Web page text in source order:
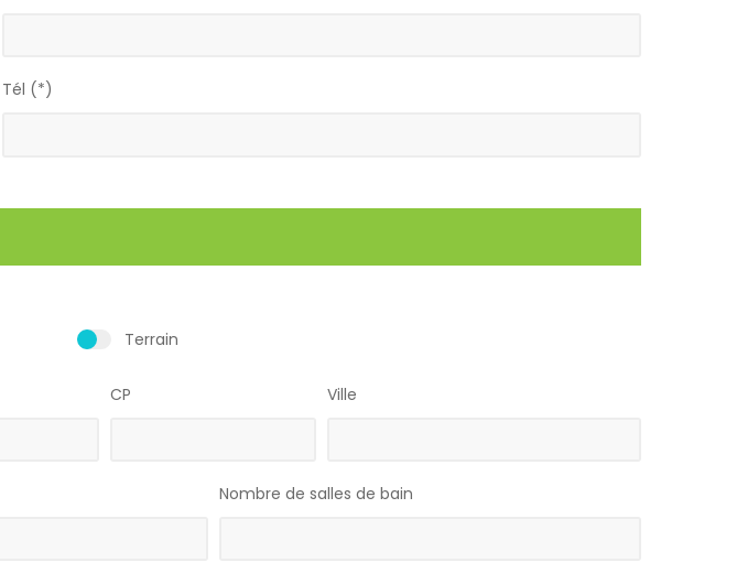
Tél (*)
Terrain
CP Ville
Nombre de salles de bain